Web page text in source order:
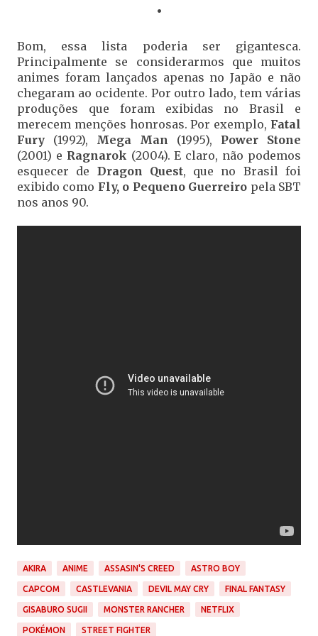
•
Bom, essa lista poderia ser gigantesca.
Principalmente se considerarmos que muitos
animes foram lançados apenas no Japão e não
chegaram ao ocidente. Por outro lado, tem várias
produções que foram exibidas no Brasil e
merecem menções honrosas. Por exemplo, Fatal
Fury (1992), Mega Man (1995), Power Stone
(2001) e Ragnarok (2004). E claro, não podemos
esquecer de Dragon Quest, que no Brasil foi
exibido como Fly, o Pequeno Guerreiro pela SBT
nos anos 90.
AKIRA ANIME ASSASIN'S CREED ASTRO BOY
CAPCOM CASTLEVANIA DEVIL MAY CRY FINAL FANTASY
GISABURO SUGII MONSTER RANCHER NETFLIX
POKÉMON STREET FIGHTER